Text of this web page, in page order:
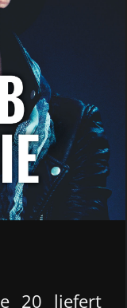
20 liefert